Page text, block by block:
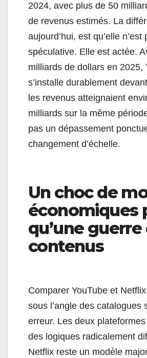
2024, avec plus de 50
de revenus estimés. La
aujourd’hui, est qu’elle n’est
spéculative. Elle est actée.
milliards de dollars en 2025,
s’installe durablement
les revenus atteignaient
milliards sur la même
pas un dépassement
changement d’échelle.
Un choc de
économiques
qu’une guerre
contenus
Comparer YouTube et
sous l’angle des catalogues
erreur. Les deux
des logiques radicalement
Netflix reste un modèle